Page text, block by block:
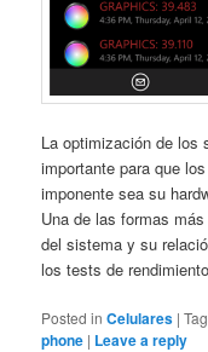
La optimización de los
importante para que
imponente sea su
Una de las formas
del sistema y su
los tests de
Posted in Celulares |
phone | Leave a reply